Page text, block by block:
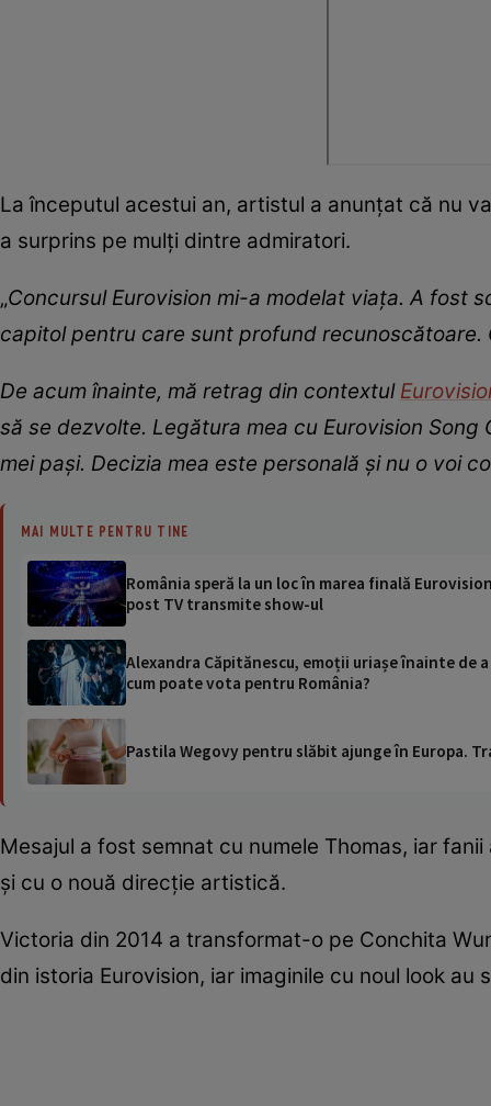
La începutul acestui an, artistul a anunțat că nu
a surprins pe mulți dintre admiratori.
„Concursul Eurovision mi-a modelat viața. A fost
capitol pentru care sunt profund
De acum înainte, mă retrag din contextul
să se dezvolte. Legătura mea cu Eurovision
mei pași. Decizia mea este personală și nu o voi
MAI MULTE PENTRU TINE
România speră la un loc în marea finală
post TV transmite show-ul
Alexandra Căpitănescu, emoții uriașe înainte de
cum poate vota pentru România?
Pastila Wegovy pentru slăbit ajunge în Europa.
Mesajul a fost semnat cu numele Thomas, iar
și cu o nouă direcție artistică.
Victoria din 2014 a transformat-o pe Conchita
din istoria Eurovision, iar imaginile cu noul look